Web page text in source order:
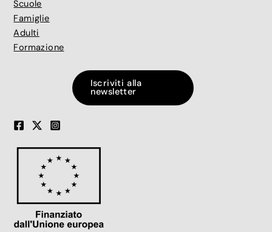
Scuole
Famiglie
Adulti
Formazione
Iscriviti alla
newsletter